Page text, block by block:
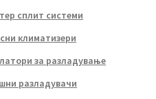
сплит системи
климатизери
за разладување
разладувачи